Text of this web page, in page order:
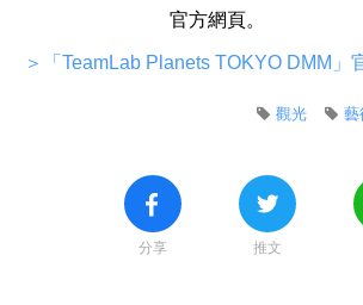
官方網頁。
＞「TeamLab Planets TOKYO DMM」
藝
觀光
分享 推文